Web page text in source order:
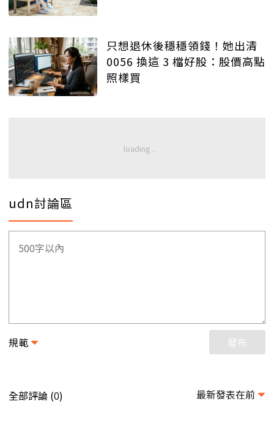
只想退休後穩穩領錢！她出清
0056 換這 3 檔好股：股價高點
照樣買
udn討論區
規範 發布
全部評論 (0) 最新發表在前